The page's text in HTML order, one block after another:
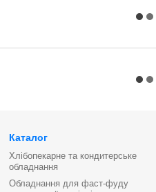
Каталог
Хлібопекарне та кондитерське
обладнання
Обладнання для фаст-фуду